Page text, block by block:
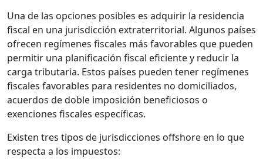
Una de las opciones posibles es adquirir la residencia
fiscal en una jurisdicción extraterritorial. Algunos países
ofrecen regímenes fiscales más favorables que pueden
permitir una planificación fiscal eficiente y reducir la
carga tributaria. Estos países pueden tener regímenes
fiscales favorables para residentes no domiciliados,
acuerdos de doble imposición beneficiosos o
exenciones fiscales específicas.
Existen tres tipos de jurisdicciones offshore en lo que
respecta a los impuestos: